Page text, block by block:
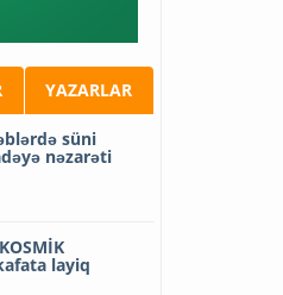
YAZARLAR
süni
nəzarəti
layiq